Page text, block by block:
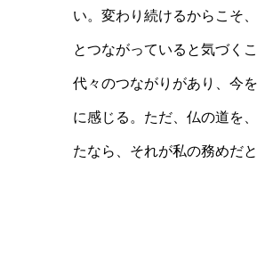
い。変わり続けるからこそ
とつながっていると気づく
代々のつながりがあり、今
に感じる。ただ、仏の道を
たなら、それが私の務めだ